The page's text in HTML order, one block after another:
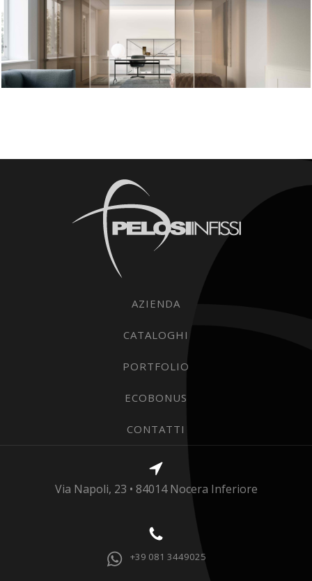
AZIENDA
CATALOGHI
PORTFOLIO
ECOBONUS
CONTATTI
Via Napoli, 23 • 84014 Nocera Inferiore
+39 081 3449025